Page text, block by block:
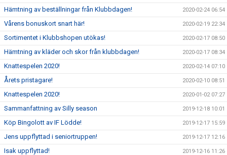
Hämtning av beställningar från Klubbdagen! 2020-02-24 06:54
Vårens bonuskort snart här! 2020-02-19 22:34
Sortimentet i Klubbshopen utökas! 2020-02-17 08:50
Hämtning av kläder och skor från klubbdagen! 2020-02-17 08:34
Knattespelen 2020! 2020-02-14 07:10
Årets pristagare! 2020-02-10 08:51
Knattespelen 2020! 2020-01-02 07:27
Sammanfattning av Silly season 2019-12-18 10:01
Köp Bingolott av IF Lödde! 2019-12-17 15:59
Jens uppflyttad i seniortruppen! 2019-12-17 12:16
Isak uppflyttad! 2019-12-16 11:26